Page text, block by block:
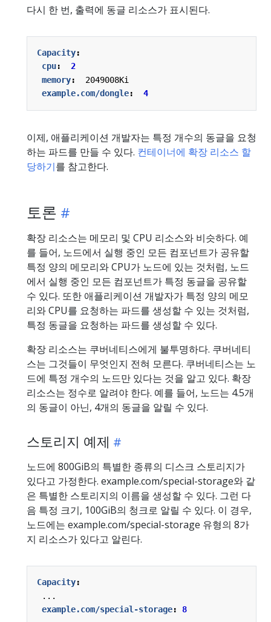
다시 한 번, 출력에 동글 리소스가 표시된다.
Capacity:
cpu:
2
memory:
2049008Ki
example.com/dongle: 4
이제, 애플리케이션 개발자는 특정 개수의 동글을 요청
하는 파드를 만들 수 있다. 컨테이너에 확장 리소스 할
당하기를 참고한다.
토론
확장 리소스는 메모리 및 CPU 리소스와 비슷하다. 예
를 들어, 노드에서 실행 중인 모든 컴포넌트가 공유할
특정 양의 메모리와 CPU가 노드에 있는 것처럼, 노드
에서 실행 중인 모든 컴포넌트가 특정 동글을 공유할
수 있다. 또한 애플리케이션 개발자가 특정 양의 메모
리와 CPU를 요청하는 파드를 생성할 수 있는 것처럼,
특정 동글을 요청하는 파드를 생성할 수 있다.
확장 리소스는 쿠버네티스에게 불투명하다. 쿠버네티
스는 그것들이 무엇인지 전혀 모른다. 쿠버네티스는 노
드에 특정 개수의 노드만 있다는 것을 알고 있다. 확장
리소스는 정수로 알려야 한다. 예를 들어, 노드는 4.5개
의 동글이 아닌, 4개의 동글을 알릴 수 있다.
스토리지 예제
노드에 800GiB의 특별한 종류의 디스크 스토리지가
있다고 가정한다. example.com/special-storage와 같
은 특별한 스토리지의 이름을 생성할 수 있다. 그런 다
음 특정 크기, 100GiB의 청크로 알릴 수 있다. 이 경우,
노드에는 example.com/special-storage 유형의 8가
지 리소스가 있다고 알린다.
Capacity:
...
example.com/special-storage: 8